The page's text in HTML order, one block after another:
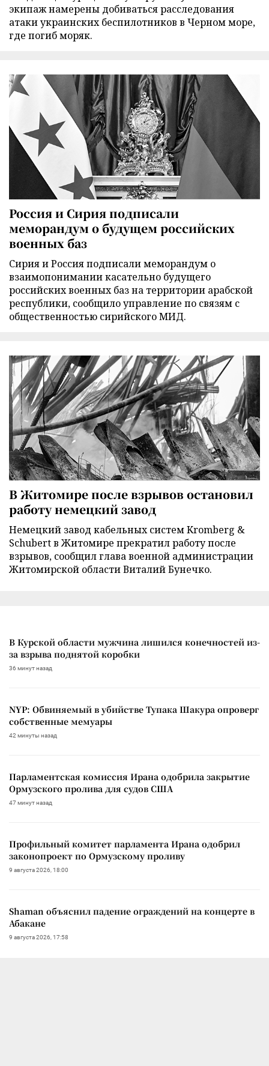
экипаж намерены добиваться расследования
атаки украинских беспилотников в Черном море,
где погиб моряк.
Россия и Сирия подписали
меморандум о будущем российских
военных баз
Сирия и Россия подписали меморандум о
взаимопонимании касательно будущего
российских военных баз на территории арабской
республики, сообщило управление по связям с
общественностью сирийского МИД.
В Житомире после взрывов остановил
работу немецкий завод
Немецкий завод кабельных систем Kromberg &
Schubert в Житомире прекратил работу после
взрывов, сообщил глава военной администрации
Житомирской области Виталий Бунечко.
В Курской области мужчина лишился конечностей из-
за взрыва поднятой коробки
36 минут назад
NYP: Обвиняемый в убийстве Тупака Шакура опроверг
собственные мемуары
42 минуты назад
Парламентская комиссия Ирана одобрила закрытие
Ормузского пролива для судов США
47 минут назад
Профильный комитет парламента Ирана одобрил
законопроект по Ормузскому проливу
9 августа 2026, 18:00
Shaman объяснил падение ограждений на концерте в
Абакане
9 августа 2026, 17:58